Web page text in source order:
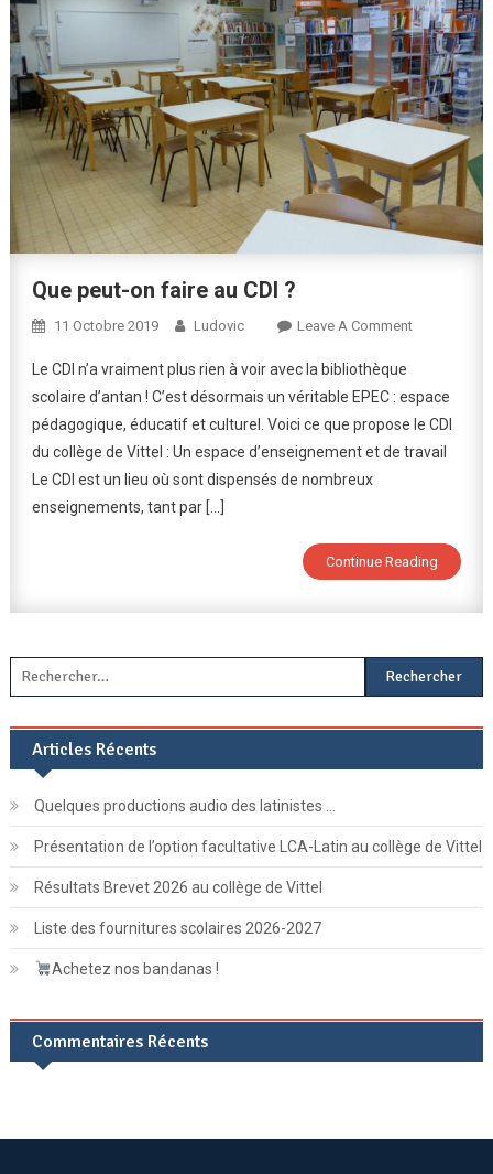
Que peut-on faire au CDI ?
11 Octobre 2019 Ludovic Leave A CommentOn
On
Faire
Au
Le CDI n’a vraiment plus rien à voir avec la bibliothèque
scolaire d’antan ! C’est désormais un véritable EPEC : espace
pédagogique, éducatif et culturel. Voici ce que propose le CDI
du collège de Vittel : Un espace d’enseignement et de travail
Le CDI est un lieu où sont dispensés de nombreux
enseignements, tant par […]
Continue Reading
Rechercher :
Articles Récents
Quelques productions audio des latinistes …
Présentation de l’option facultative LCA-Latin au collège de Vittel
Résultats Brevet 2026 au collège de Vittel
Liste des fournitures scolaires 2026-2027
Achetez nos bandanas !
Commentaires Récents